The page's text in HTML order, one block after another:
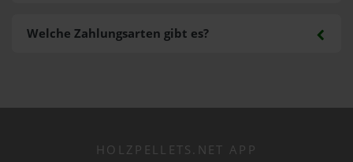
Welche Zahlungsarten gibt es?
HOLZPELLETS.NET APP